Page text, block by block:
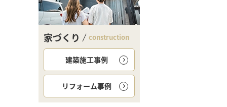
家づくり construction
建築施工事例
リフォーム事例